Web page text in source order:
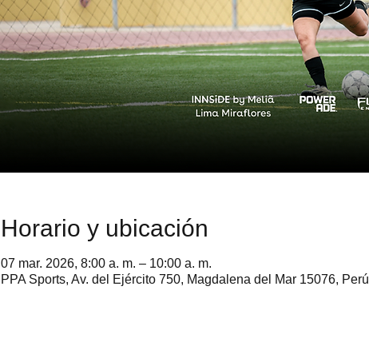
Horario y ubicación
07 mar. 2026, 8:00 a. m. – 10:00 a. m.
PPA Sports, Av. del Ejército 750, Magdalena del Mar 15076, Perú